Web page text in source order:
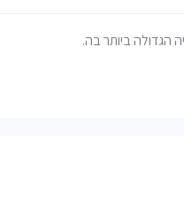
הגדולה ביותר בה.